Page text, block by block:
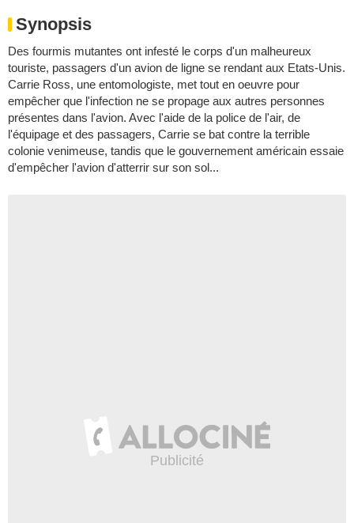
Synopsis
Des fourmis mutantes ont infesté le corps d'un malheureux
touriste, passagers d'un avion de ligne se rendant aux Etats-Unis.
Carrie Ross, une entomologiste, met tout en oeuvre pour
empêcher que l'infection ne se propage aux autres personnes
présentes dans l'avion. Avec l'aide de la police de l'air, de
l'équipage et des passagers, Carrie se bat contre la terrible
colonie venimeuse, tandis que le gouvernement américain essaie
d'empêcher l'avion d'atterrir sur son sol...